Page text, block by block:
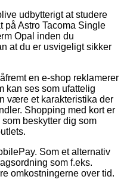
udbytterigt at studere
på Astro Tacoma Single
Opal inden du
at du er usvigeligt sikker
en e-shop reklamerer
kan ses som ufattelig
være et karakteristika der
Shopping med kort er
beskytter dig som
Som et alternativ
som f.eks.
omkostningerne over tid.